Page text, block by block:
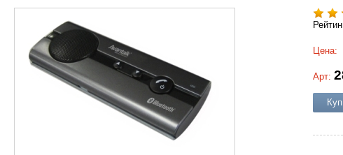
Цена:
Арт: